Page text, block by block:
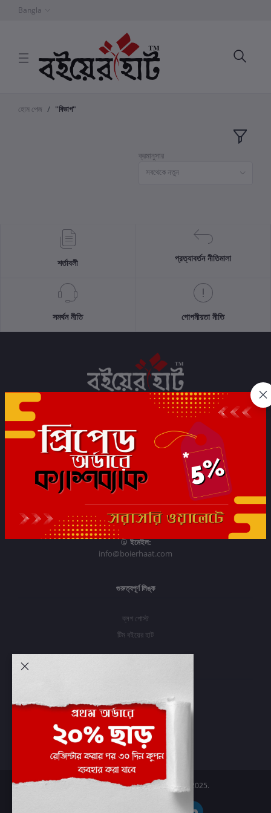
Bangla
হোম পেজ "বিভাগ"
ক্রমানুসার
সবথেকে নতুন
শর্তাবলী প্রত্যাবর্তন নীতিমালা
সমর্থন নীতি গোপনীয়তা নীতি
সাবস্ক্রাইব
যোগাযোগের তথ্য
ফোন:
+91 7044472233
ইমেইল:
info@boierhaat.com
গুরুত্বপূর্ণ লিঙ্ক
ব্লগ পোস্ট
টিম বইয়ের হাট
প্রবেশ করুন
অর্ডার ইতিহাস
আমার ইচ্ছাগুলি
অর্ডার ট্র্যাকিং
Boier Haat™ | © All rights reserved 2025.